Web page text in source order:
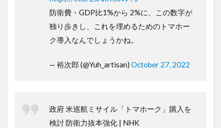
防衛費・GDP比1%から 2%に、この数字が
独り歩きし、これを埋めるためのトマホー
ク導入なんでしょうかね。
— 裕次郎 (@Yuh_artisan) October 27, 2022
政府 米巡航ミサイル「トマホーク」購入を
検討 防衛力抜本強化 | NHK